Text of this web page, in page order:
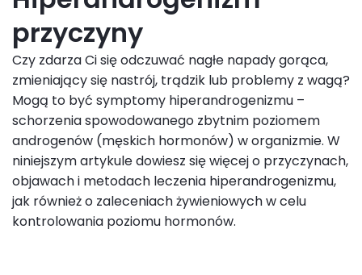
przyczyny
Czy zdarza Ci się odczuwać nagłe napady gorąca,
zmieniający się nastrój, trądzik lub problemy z wagą?
Mogą to być symptomy hiperandrogenizmu –
schorzenia spowodowanego zbytnim poziomem
androgenów (męskich hormonów) w organizmie. W
niniejszym artykule dowiesz się więcej o przyczynach,
objawach i metodach leczenia hiperandrogenizmu,
jak również o zaleceniach żywieniowych w celu
kontrolowania poziomu hormonów.